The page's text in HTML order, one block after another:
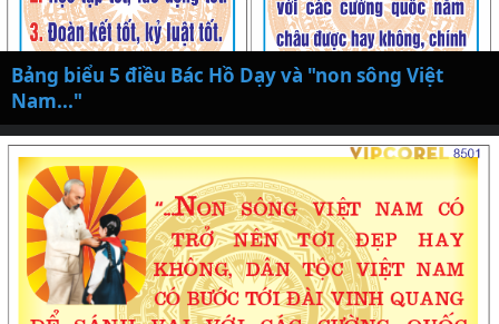
Bảng biểu 5 điều Bác Hồ Dạy và "non sông Việt
Nam..."